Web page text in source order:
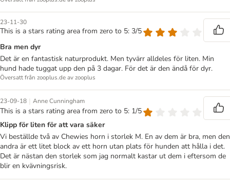
23-11-30
This is a stars rating area from zero to 5: 3/5
Bra men dyr
Det är en fantastisk naturprodukt. Men tyvärr alldeles för liten. Min
hund hade tuggat upp den på 3 dagar. För det är den ändå för dyr.
Översatt från zooplus.de av zooplus
23-09-18 | Anne Cunningham
This is a stars rating area from zero to 5: 1/5
Klipp för liten för att vara säker
Vi beställde två av Chewies horn i storlek M. En av dem är bra, men den
andra är ett litet block av ett horn utan plats för hunden att hålla i det.
Det är nästan den storlek som jag normalt kastar ut dem i eftersom de
blir en kvävningsrisk.